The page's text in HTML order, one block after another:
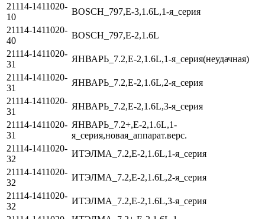
21114-1411020-
10
BOSCH_797,E-3,1.6L,1-я_серия
21114-1411020-
40
BOSCH_797,E-2,1.6L
21114-1411020-
31
ЯНВАРЬ_7.2,Е-2,1.6L,1-я_серия(неудачная)
21114-1411020-
31
ЯНВАРЬ_7.2,Е-2,1.6L,2-я_серия
21114-1411020-
31
ЯНВАРЬ_7.2,Е-2,1.6L,3-я_серия
21114-1411020-
31
ЯНВАРЬ_7.2+,Е-2,1.6L,1-
я_серия,новая_аппарат.верс.
21114-1411020-
32
ИТЭЛМА_7.2,Е-2,1.6L,1-я_серия
21114-1411020-
32
ИТЭЛМА_7.2,Е-2,1.6L,2-я_серия
21114-1411020-
32
ИТЭЛМА_7.2,Е-2,1.6L,3-я_серия